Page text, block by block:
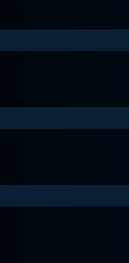
Antonov 2
Baltic Bees Jet Team